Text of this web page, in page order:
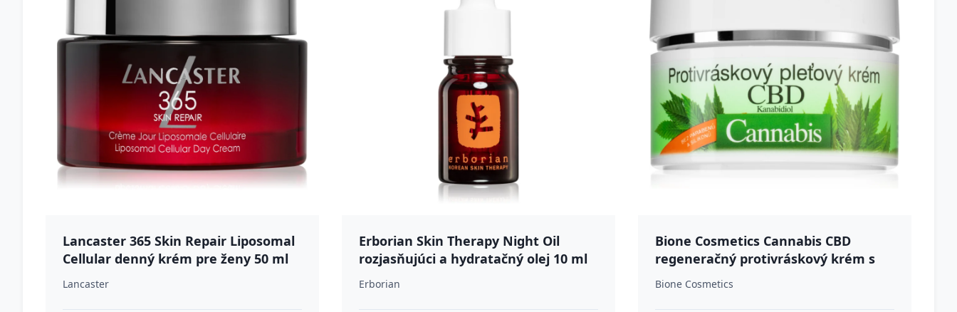
Lancaster 365 Skin Repair Liposomal
Cellular denný krém pre ženy 50 ml
Lancaster
Erborian Skin Therapy Night Oil
rozjasňujúci a hydratačný olej 10 ml
Erborian
Bione Cosmetics Cannabis CBD
regeneračný protivráskový krém s
CBD 51 ml
Bione Cosmetics